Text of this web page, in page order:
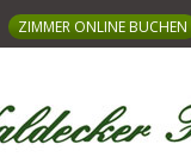
ZIMMER ONLINE BUCHEN